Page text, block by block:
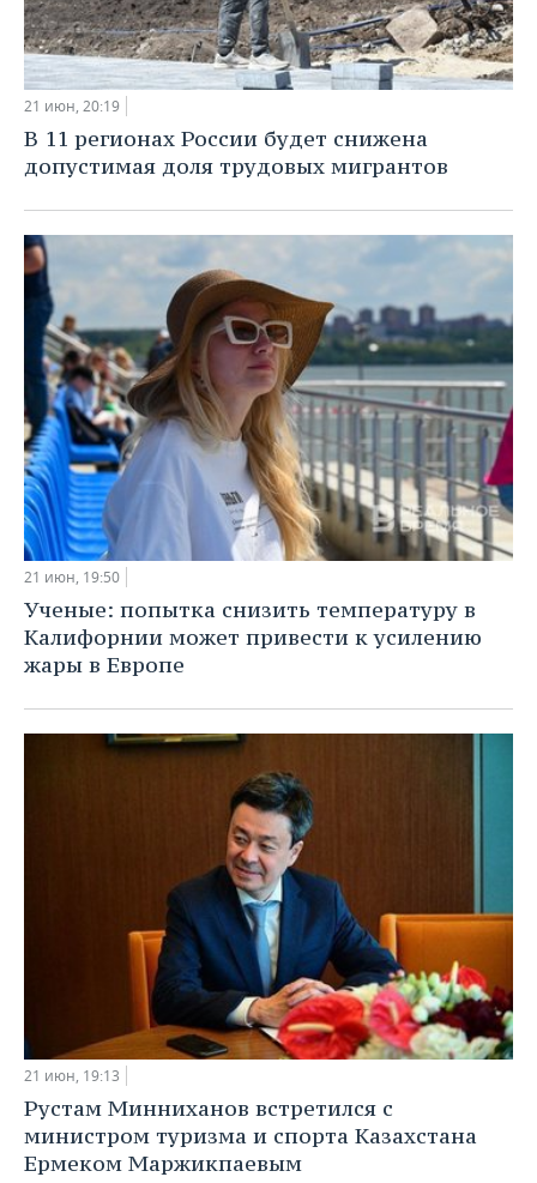
21 июн, 20:19
В 11 регионах России будет снижена
допустимая доля трудовых мигрантов
21 июн, 19:50
Ученые: попытка снизить температуру в
Калифорнии может привести к усилению
жары в Европе
21 июн, 19:13
Рустам Минниханов встретился с
министром туризма и спорта Казахстана
Ермеком Маржикпаевым